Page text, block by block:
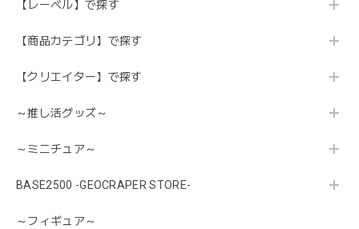
【レーベル】で探す
【商品カテゴリ】で探す
【クリエイター】で探す
～推し活グッズ～
～ミニチュア～
BASE2500 -GEOCRAPER STORE-
～フィギュア～